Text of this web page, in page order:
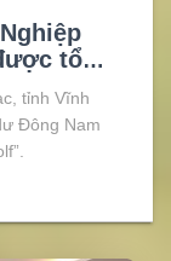
tổ
tỉnh Vĩnh
Đông Nam